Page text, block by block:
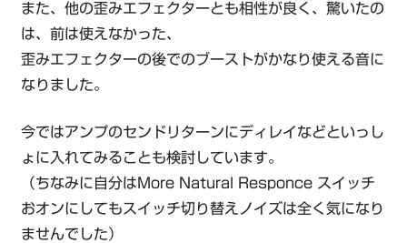
また、他の歪みエフェクターとも相性が良く、驚いたの
は、前は使えなかった、
歪みエフェクターの後でのブーストがかなり使える音に
なりました。
今ではアンプのセンドリターンにディレイなどといっし
ょに入れてみることも検討しています。
（ちなみに自分はMore Natural Responce スイッチ
おオンにしてもスイッチ切り替えノイズは全く気になり
ませんでした）